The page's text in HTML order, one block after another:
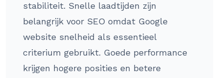
stabiliteit. Snelle laadtijden zijn
belangrijk voor SEO omdat Google
website snelheid als essentieel
criterium gebruikt. Goede performance
krijgen hogere posities en betere